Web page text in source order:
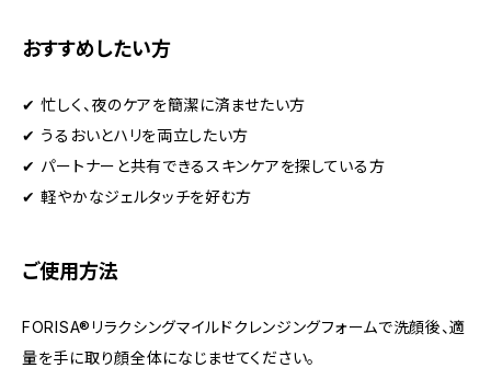
おすすめしたい方
✔ 忙しく、夜のケアを簡潔に済ませたい方
✔ うるおいとハリを両立したい方
✔ パートナーと共有できるスキンケアを探している方
✔ 軽やかなジェルタッチを好む方
ご使用方法
FORISA®︎リラクシングマイルドクレンジングフォームで洗顔後、適
量を手に取り顔全体になじませてください。